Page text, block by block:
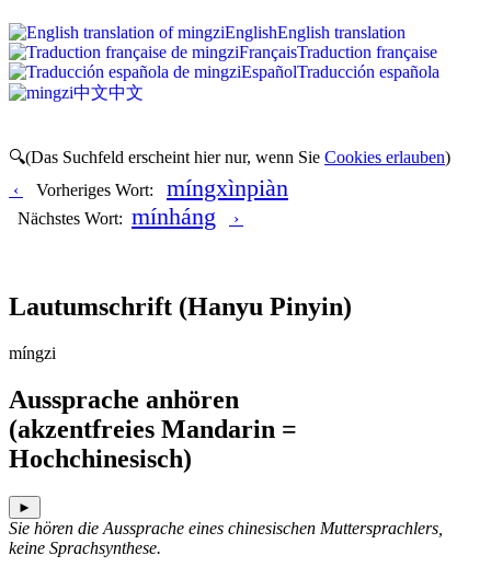
EnglishEnglish translation
FrançaisTraduction française
EspañolTraducción española
中文中文
🔍(Das Suchfeld erscheint hier nur, wenn Sie Cookies erlauben)
‹
Vorheriges Wort: míngxìnpiàn
Nächstes Wort: mínháng ›
Lautumschrift (Hanyu Pinyin)
míngzi
Aussprache anhören
(akzentfreies Mandarin =
Hochchinesisch)
►
Sie hören die Aussprache eines chinesischen Muttersprachlers,
keine Sprachsynthese.